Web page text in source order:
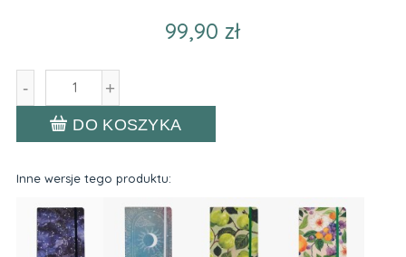
99,90 zł
- +
DO KOSZYKA
Inne wersje tego produktu: